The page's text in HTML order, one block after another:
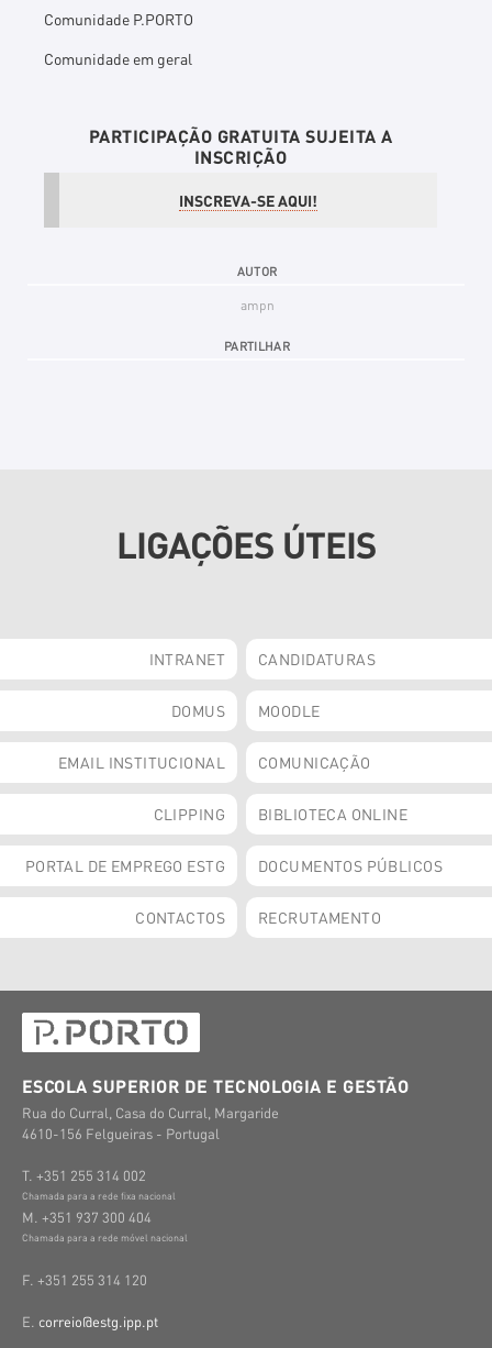
Comunidade P.PORTO
Comunidade em geral
PARTICIPAÇÃO GRATUITA SUJEITA A
INSCRIÇÃO
INSCREVA-SE AQUI!
AUTOR
ampn
PARTILHAR
LIGAÇÕES ÚTEIS
INTRANET CANDIDATURAS
DOMUS MOODLE
EMAIL INSTITUCIONAL COMUNICAÇÃO
CLIPPING BIBLIOTECA ONLINE
PORTAL DE EMPREGO ESTG DOCUMENTOS PÚBLICOS
CONTACTOS RECRUTAMENTO
ESCOLA SUPERIOR DE TECNOLOGIA E GESTÃO
Rua do Curral, Casa do Curral, Margaride
4610-156 Felgueiras - Portugal
T. +351 255 314 002
Chamada para a rede fixa nacional
M. +351 937 300 404
Chamada para a rede móvel nacional
F. +351 255 314 120
E. correio@estg.ipp.pt